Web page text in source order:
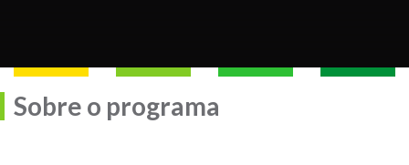
Sobre o programa